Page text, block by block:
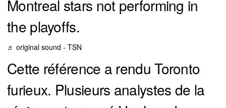
Montreal stars not performing in
the playoffs.
♬ original sound - TSN
Cette référence a rendu Toronto
furieux. Plusieurs analystes de la